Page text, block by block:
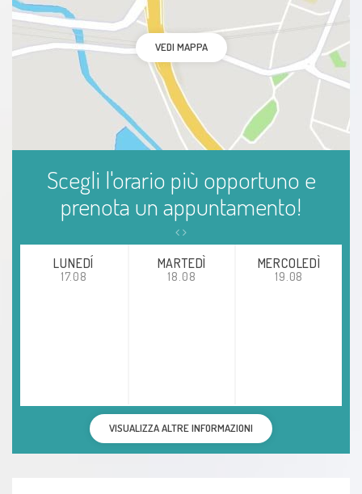
VEDI MAPPA
Scegli l'orario più opportuno e
prenota un appuntamento!
LUNEDÍ
17.08
MARTEDÌ
18.08
MERCOLEDÌ
19.08
VISUALIZZA ALTRE INFORMAZIONI